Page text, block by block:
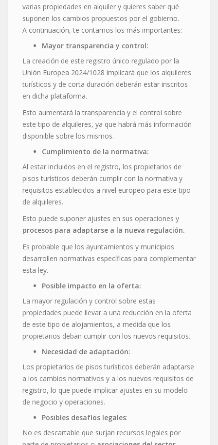
varias propiedades en alquiler y quieres saber qué
suponen los cambios propuestos por el gobierno.
A continuación, te contamos los más importantes:
Mayor transparencia y control:
La creación de este registro único regulado por la
Unión Europea 2024/1028 implicará que los alquileres
turísticos y de corta duración deberán estar inscritos
en dicha plataforma.
Esto aumentará la transparencia y el control sobre
este tipo de alquileres, ya que habrá más información
disponible sobre los mismos.
Cumplimiento de la normativa:
Al estar incluidos en el registro, los propietarios de
pisos turísticos deberán cumplir con la normativa y
requisitos establecidos a nivel europeo para este tipo
de alquileres.
Esto puede suponer ajustes en sus operaciones y
procesos para adaptarse a la nueva regulación.
Es probable que los ayuntamientos y municipios
desarrollen normativas específicas para complementar
esta ley.
Posible impacto en la oferta:
La mayor regulación y control sobre estas
propiedades puede llevar a una reducción en la oferta
de este tipo de alojamientos, a medida que los
propietarios deban cumplir con los nuevos requisitos.
Necesidad de adaptación:
Los propietarios de pisos turísticos deberán adaptarse
a los cambios normativos y a los nuevos requisitos de
registro, lo que puede implicar ajustes en su modelo
de negocio y operaciones.
Posibles desafíos legales:
No es descartable que surjan recursos legales por